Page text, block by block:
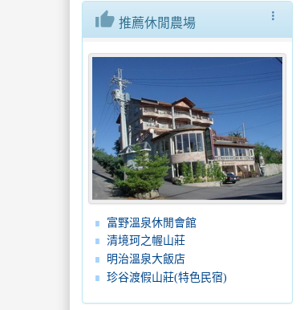
more_vert
thumb_up 推薦休閒農場
富野溫泉休閒會館
清境珂之幄山莊
明治溫泉大飯店
珍谷渡假山莊(特色民宿)